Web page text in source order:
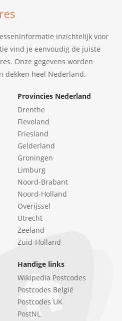
inzichtelijk voor
vind je eenvoudig de juiste
Onze gegevens worden
dekken heel Nederland.
Provincies Nederland
Drenthe
Flevoland
Friesland
Gelderland
Groningen
Limburg
Noord-Brabant
Noord-Holland
Overijssel
Utrecht
Zeeland
Zuid-Holland
Handige links
Wikipedia Postcodes
Postcodes België
Postcodes UK
PostNL